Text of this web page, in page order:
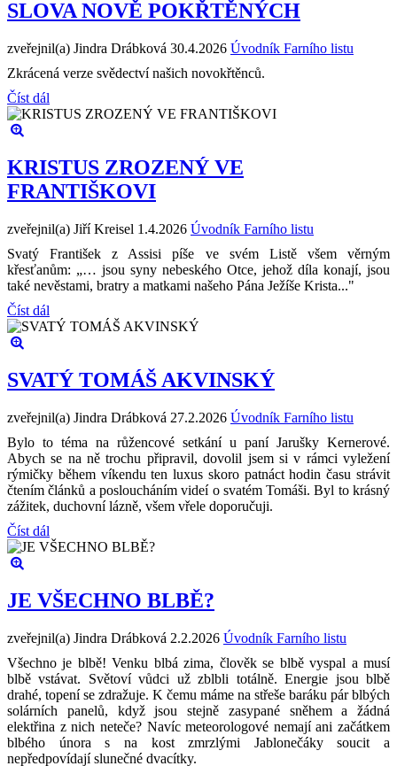
SLOVA NOVĚ POKŘTĚNÝCH
zveřejnil(a) Jindra Drábková 30.4.2026 Úvodník Farního listu
Zkrácená verze svědectví našich novokřtěnců.
Číst dál
KRISTUS ZROZENÝ VE
FRANTIŠKOVI
zveřejnil(a) Jiří Kreisel 1.4.2026 Úvodník Farního listu
Svatý František z Assisi píše ve svém Listě všem věrným
křesťanům: „… jsou syny nebeského Otce, jehož díla konají, jsou
také nevěstami, bratry a matkami našeho Pána Ježíše Krista..."
Číst dál
SVATÝ TOMÁŠ AKVINSKÝ
zveřejnil(a) Jindra Drábková 27.2.2026 Úvodník Farního listu
Bylo to téma na růžencové setkání u paní Jarušky Kernerové.
Abych se na ně trochu připravil, dovolil jsem si v rámci vyležení
rýmičky během víkendu ten luxus skoro patnáct hodin času strávit
čtením článků a posloucháním videí o svatém Tomáši. Byl to krásný
zážitek, duchovní lázně, všem vřele doporučuji.
Číst dál
JE VŠECHNO BLBĚ?
zveřejnil(a) Jindra Drábková 2.2.2026 Úvodník Farního listu
Všechno je blbě! Venku blbá zima, člověk se blbě vyspal a musí
blbě vstávat. Světoví vůdci už zblbli totálně. Energie jsou blbě
drahé, topení se zdražuje. K čemu máme na střeše baráku pár blbých
solárních panelů, když jsou stejně zasypané sněhem a žádná
elektřina z nich neteče? Navíc meteorologové nemají ani začátkem
blbého února s na kost zmrzlými Jablonečáky soucit a
nepředpovídají slunečné dvacítky.